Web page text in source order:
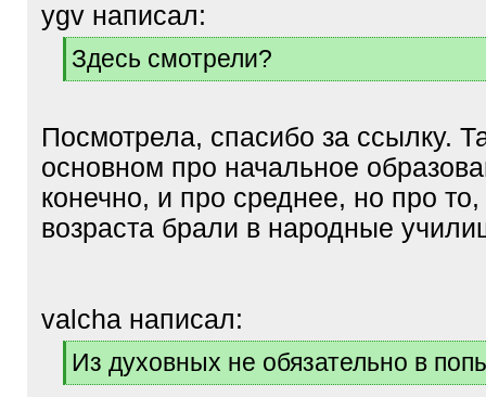
ygv написал:
[
q
Здесь смотрели?
[
]
Посмотрела, спасибо за ссылку.
основном про начальное
конечно, и про среднее, но про то,
возраста брали в народные
valcha написал:
[
q
Из духовных не обязательно в
[